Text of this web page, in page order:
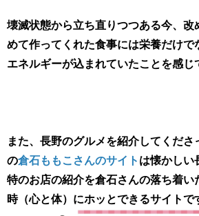
壊滅状態から立ち直りつつある今、改
めて作ってくれた食事には栄養だけで
エネルギーが込まれていたことを感じ
また、長野のグルメを紹介してくだ
の​倉石ももこさんのサイト は懐かしい
特のお店の紹介を倉石さんの落ち着い
時（心と体）にホッとできるサイトで